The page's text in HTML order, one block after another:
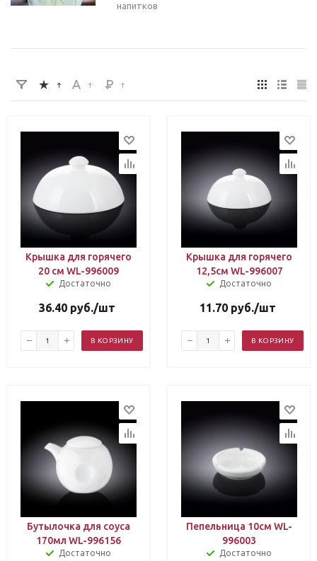
напитков
Крышка для горячего
20 см WL-996009
Достаточно
36.40 руб./шт
В КОРЗИНУ
Крышка для горячего
12,5см WL-996007
Достаточно
11.70 руб./шт
В КОРЗИНУ
Бутылочка для соуса
170мл WL-996156
Достаточно
Пепельница 10см WL-
996003
Достаточно